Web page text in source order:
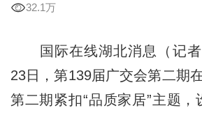
32.1万
国际在线湖北消息（记者
23日，第139届广交会第二期
第二期紧扣“品质家居”主题，